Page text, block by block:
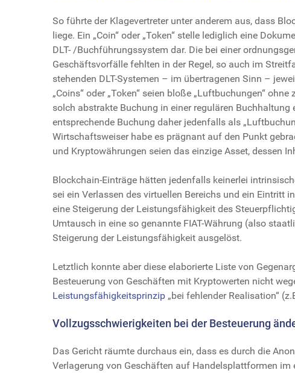
So führte der Klagevertreter unter anderem aus, dass
liege. Ein „Coin“ oder „Token“ stelle lediglich eine
DLT- /Buchführungssystem dar. Die bei einer
Geschäftsvorfälle fehlten in der Regel, so auch im
stehenden DLT-Systemen – im übertragenen Sinn –
„Coins“ oder „Token“ seien bloße „Luftbuchungen“
solch abstrakte Buchung in einer regulären Buchhaltung
entsprechende Buchung daher jedenfalls als
Wirtschaftsweiser habe es prägnant auf den Punkt
und Kryptowährungen seien das einzige Asset, dessen
Blockchain-Einträge hätten jedenfalls keinerlei
sei ein Verlassen des virtuellen Bereichs und ein Eintritt
eine Steigerung der Leistungsfähigkeit des
Umtausch in eine so genannte FIAT-Währung (also
Steigerung der Leistungsfähigkeit ausgelöst.
Letztlich konnte aber diese elaborierte Liste von
Besteuerung von Geschäften mit Kryptowerten nicht
Leistungsfähigkeitsprinzip „bei fehlender Realisation“
Vollzugsschwierigkeiten bei der Besteuerung
Das Gericht räumte durchaus ein, dass es durch die
Verlagerung von Geschäften auf Handelsplattformen